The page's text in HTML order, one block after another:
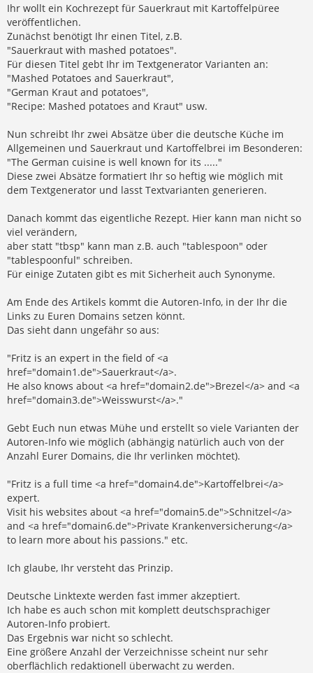
Ihr wollt ein Kochrezept für Sauerkraut mit Kartoffelpüree
veröffentlichen.
Zunächst benötigt Ihr einen Titel, z.B.
"Sauerkraut with mashed potatoes".
Für diesen Titel gebt Ihr im Textgenerator Varianten an:
"Mashed Potatoes and Sauerkraut",
"German Kraut and potatoes",
"Recipe: Mashed potatoes and Kraut" usw.
Nun schreibt Ihr zwei Absätze über die deutsche Küche im
Allgemeinen und Sauerkraut und Kartoffelbrei im Besonderen:
"The German cuisine is well known for its ....."
Diese zwei Absätze formatiert Ihr so heftig wie möglich mit
dem Textgenerator und lasst Textvarianten generieren.
Danach kommt das eigentliche Rezept. Hier kann man nicht so
viel verändern,
aber statt "tbsp" kann man z.B. auch "tablespoon" oder
"tablespoonful" schreiben.
Für einige Zutaten gibt es mit Sicherheit auch Synonyme.
Am Ende des Artikels kommt die Autoren-Info, in der Ihr die
Links zu Euren Domains setzen könnt.
Das sieht dann ungefähr so aus:
"Fritz is an expert in the field of <a
href="domain1.de">Sauerkraut</a>.
He also knows about <a href="domain2.de">Brezel</a> and <a
href="domain3.de">Weisswurst</a>."
Gebt Euch nun etwas Mühe und erstellt so viele Varianten der
Autoren-Info wie möglich (abhängig natürlich auch von der
Anzahl Eurer Domains, die Ihr verlinken möchtet).
"Fritz is a full time <a href="domain4.de">Kartoffelbrei</a>
expert.
Visit his websites about <a href="domain5.de">Schnitzel</a>
and <a href="domain6.de">Private Krankenversicherung</a>
to learn more about his passions." etc.
Ich glaube, Ihr versteht das Prinzip.
Deutsche Linktexte werden fast immer akzeptiert.
Ich habe es auch schon mit komplett deutschsprachiger
Autoren-Info probiert.
Das Ergebnis war nicht so schlecht.
Eine größere Anzahl der Verzeichnisse scheint nur sehr
oberflächlich redaktionell überwacht zu werden.